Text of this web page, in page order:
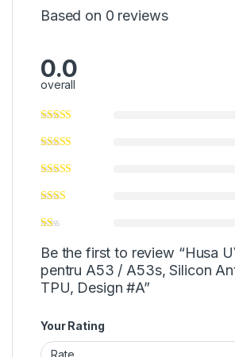
Based on 0 reviews
0.0
overall
Be the first to review “Husa
pentru A53 / A53s, Silicon
TPU, Design #A”
Your Rating